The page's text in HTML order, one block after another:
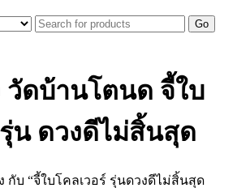
Go
วัดบ้านโตนด จี้ใบ
น ดวงดีไม่สิ้นสุด
กับ “จี้ใบโคลเวอร์ รุ่นดวงดีไม่สิ้นสุด